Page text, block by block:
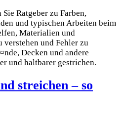
Ratgeber zu Farben,
und typischen Arbeiten beim
Materialien und
verstehen und Fehler zu
Decken und andere
und haltbarer gestrichen.
streichen – so